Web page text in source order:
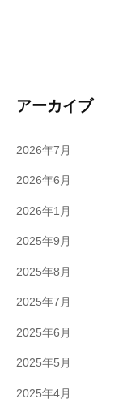
アーカイブ
2026年7月
2026年6月
2026年1月
2025年9月
2025年8月
2025年7月
2025年6月
2025年5月
2025年4月